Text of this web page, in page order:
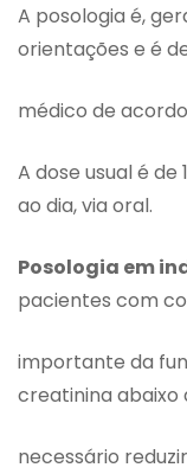
A posologia é,
orientações e é
médico de
A dose usual é de
ao dia, via oral.
Posologia em
pacientes com
importante da
creatinina abaixo
necessário